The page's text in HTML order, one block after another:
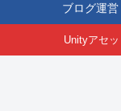
ブログ運営
Unityアセ